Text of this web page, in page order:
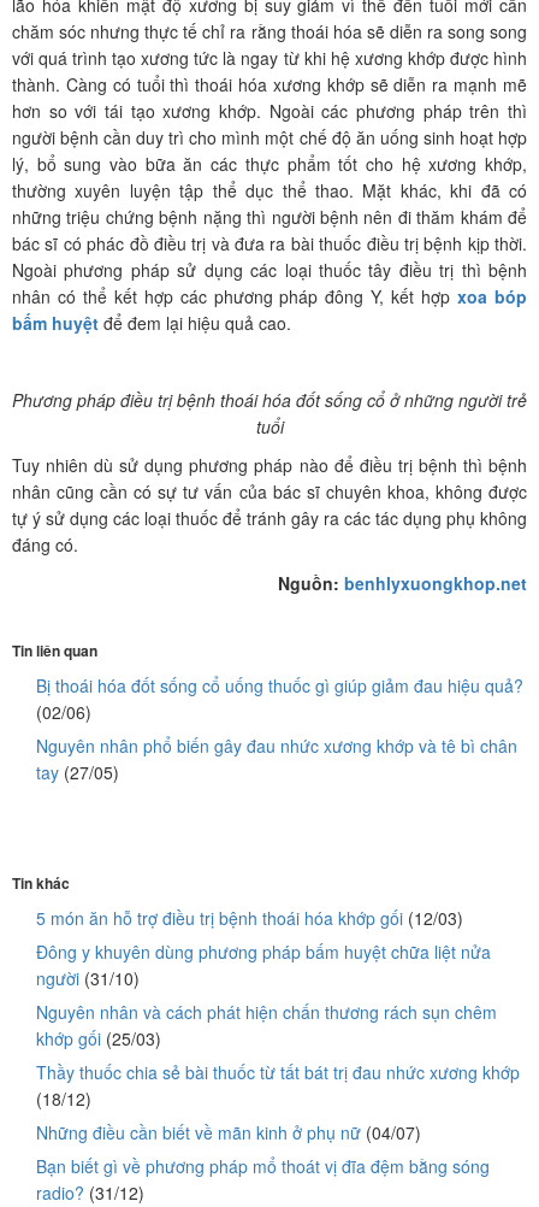
lão hóa khiến mật độ xương bị suy giảm vì thế đến tuổi mới cần
chăm sóc nhưng thực tế chỉ ra rằng thoái hóa sẽ diễn ra song song
với quá trình tạo xương tức là ngay từ khi hệ xương khớp được hình
thành. Càng có tuổi thì thoái hóa xương khớp sẽ diễn ra mạnh mẽ
hơn so với tái tạo xương khớp. Ngoài các phương pháp trên thì
người bệnh cần duy trì cho mình một chế độ ăn uống sinh hoạt hợp
lý, bổ sung vào bữa ăn các thực phẩm tốt cho hệ xương khớp,
thường xuyên luyện tập thể dục thể thao. Mặt khác, khi đã có
những triệu chứng bệnh nặng thì người bệnh nên đi thăm khám để
bác sĩ có phác đồ điều trị và đưa ra bài thuốc điều trị bệnh kịp thời.
Ngoài phương pháp sử dụng các loại thuốc tây điều trị thì bệnh
nhân có thể kết hợp các phương pháp đông Y, kết hợpxoa bóp
bấm huyệt để đem lại hiệu quả cao.
Phương pháp điều trị bệnh thoái hóa đốt sống cổ ở những người trẻ
tuổi
Tuy nhiên dù sử dụng phương pháp nào để điều trị bệnh thì bệnh
nhân cũng cần có sự tư vấn của bác sĩ chuyên khoa, không được
tự ý sử dụng các loại thuốc để tránh gây ra các tác dụng phụ không
đáng có.
Nguồn: benhlyxuongkhop.net
Tin liên quan
Bị thoái hóa đốt sống cổ uống thuốc gì giúp giảm đau hiệu quả?
(02/06)
Nguyên nhân phổ biến gây đau nhức xương khớp và tê bì chân
tay (27/05)
Tin khác
5 món ăn hỗ trợ điều trị bệnh thoái hóa khớp gối (12/03)
Đông y khuyên dùng phương pháp bấm huyệt chữa liệt nửa
người (31/10)
Nguyên nhân và cách phát hiện chấn thương rách sụn chêm
khớp gối (25/03)
Thầy thuốc chia sẻ bài thuốc từ tất bát trị đau nhức xương khớp
(18/12)
Những điều cần biết về mãn kinh ở phụ nữ (04/07)
Bạn biết gì về phương pháp mổ thoát vị đĩa đệm bằng sóng
radio? (31/12)